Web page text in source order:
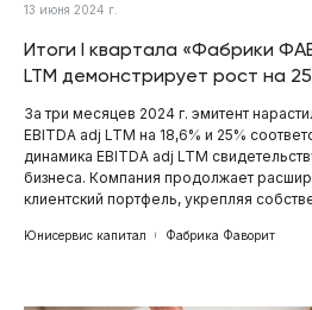
13 июня 2024 г.
Итоги I квартала «Фабрики
LTM демонстрирует рост на
За три месяцев 2024 г. эмитент
EBITDA adj LTM на 18,6% и 25%
динамика EBITDA adj LTM
бизнеса. Компания продолжает
клиентский портфель, укрепляя
Юнисервис капитал Фабрика Фаворит